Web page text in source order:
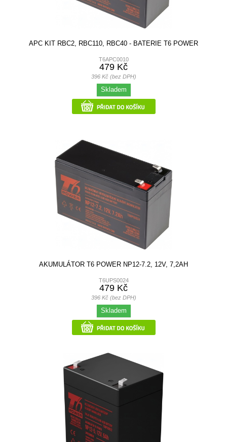
APC KIT RBC2, RBC110, RBC40 - BATERIE T6 POWER
T6APC0010
479 Kč
396 Kč (bez DPH)
Skladem
AKUMULÁTOR T6 POWER NP12-7.2, 12V, 7,2AH
T6UPS0024
479 Kč
396 Kč (bez DPH)
Skladem